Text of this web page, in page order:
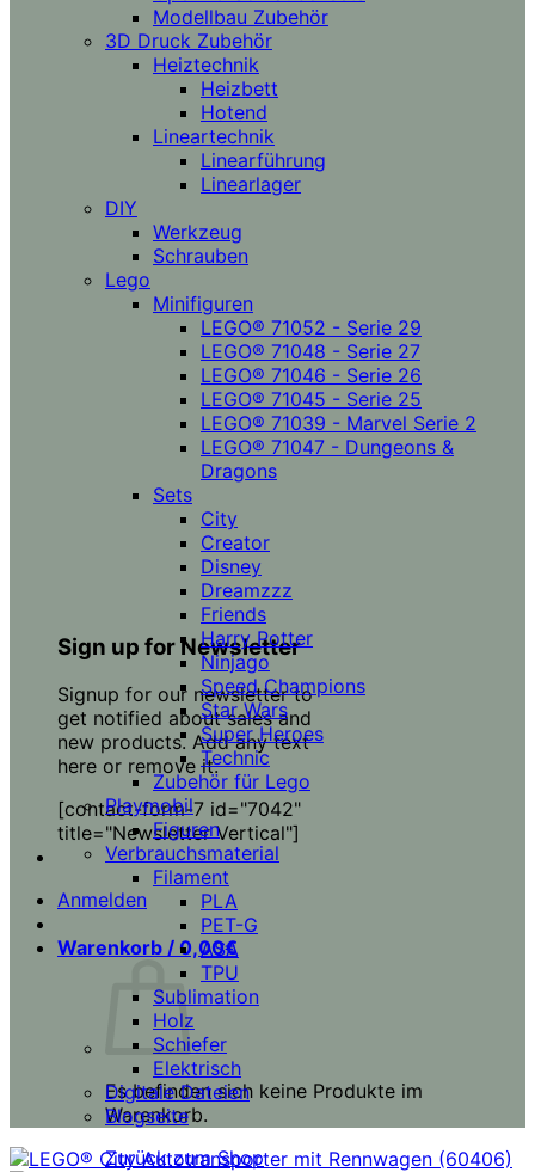
Sign up for Newsletter
Signup for our newsletter to
get notified about sales and
new products. Add any text
here or remove it.
[contact-form-7 id="7042"
title="Newsletter Vertical"]
Anmelden
Warenkorb / 0,00€
Es befinden sich keine Produkte im
Warenkorb.
Zurück zum Shop
Modellbau Zubehör
3D Druck Zubehör
Heiztechnik
Heizbett
Hotend
Lineartechnik
Linearführung
Linearlager
DIY
Werkzeug
Schrauben
Lego
Minifiguren
LEGO® 71052 - Serie 29
LEGO® 71048 - Serie 27
LEGO® 71046 - Serie 26
LEGO® 71045 - Serie 25
LEGO® 71039 - Marvel Serie 2
LEGO® 71047 - Dungeons &
Dragons
Sets
City
Creator
Disney
Dreamzzz
Friends
Harry Potter
Ninjago
Speed Champions
Star Wars
Super Heroes
Technic
Zubehör für Lego
Playmobil
Figuren
Verbrauchsmaterial
Filament
PLA
PET-G
ASA
TPU
Sublimation
Holz
Schiefer
Elektrisch
Digitale Dateien
Blogseite